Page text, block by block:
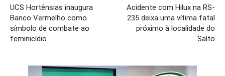
UCS Hortênsias inaugura
Banco Vermelho como
símbolo de combate ao
feminicídio
Acidente com Hilux na RS-
235 deixa uma vítima fatal
próximo à localidade do
Salto